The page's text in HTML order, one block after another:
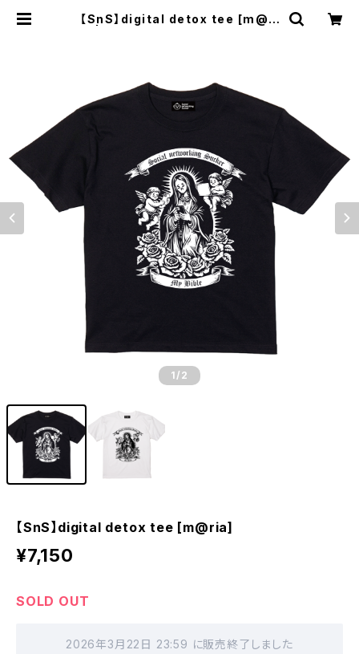
【SnS】digital detox tee [m@ri
1 /2
【SnS】digital detox tee [m@ria]
¥7,150
SOLD OUT
2026年3月22日 23:59 に販売終了しました